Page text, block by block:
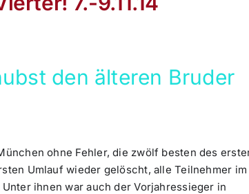
den älteren Bruder
ohne Fehler, die zwölf besten des
Umlauf wieder gelöscht, alle Teilnehmer im
ihnen war auch der Vorjahressieger in